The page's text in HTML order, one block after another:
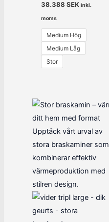
38.388 SEK inkl.
moms
Medium Hög
Medium Låg
Stor